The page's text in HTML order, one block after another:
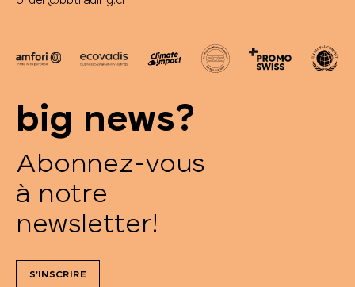
big news?
Abonnez-vous
à notre
newsletter!
S'INSCRIRE